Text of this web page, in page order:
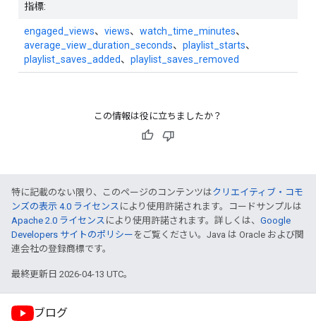
指標:
engaged_views、 views、 watch_time_minutes、
average_view_duration_seconds、 playlist_starts、
playlist_saves_added、 playlist_saves_removed
この情報は役に立ちましたか？
特に記載のない限り、このページのコンテンツはクリエイティブ・コモ
ンズの表示 4.0 ライセンス により使用許諾されます。コードサンプルは
Apache 2.0 ライセンス により使用許諾されます。詳しくは、 Google
Developers サイトのポリシー をご覧ください。Java は Oracle および関
連会社の登録商標です。
最終更新日 2026-04-13 UTC。
ブログ